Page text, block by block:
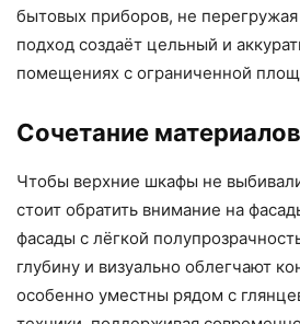
бытовых приборов, не перегружая
подход создаёт цельный и
помещениях с ограниченной
Сочетание
Чтобы верхние шкафы не
стоит обратить внимание на
фасады с лёгкой
глубину и визуально облегчают
особенно уместны рядом с